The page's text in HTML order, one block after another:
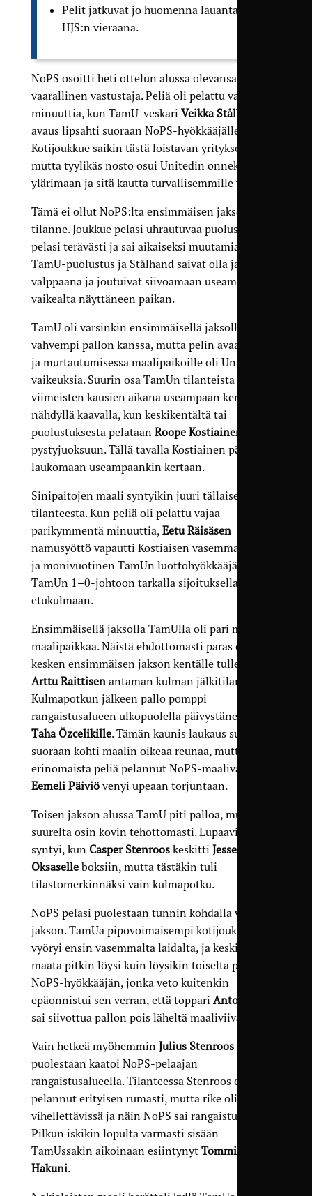
Pelit jatkuvat jo huomenna lauantaina
HJS:n vieraana.
NoPS osoitti heti ottelun alussa olevansa
vaarallinen vastustaja. Peliä oli pelattu vain pari
minuuttia, kun TamU-veskari Veikka Stålhandin
avaus lipsahti suoraan NoPS-hyökkääjälle.
Kotijoukkue saikin tästä loistavan yrityksen,
mutta tyylikäs nosto osui Unitedin onneksi
ylärimaan ja sitä kautta turvallisemmille vesille.
Tämä ei ollut NoPS:lta ensimmäisen jakson ainoa
tilanne. Joukkue pelasi uhrautuvaa puolustuspeliä,
pelasi terävästi ja sai aikaiseksi muutamia riistoja.
TamU-puolustus ja Stålhand saivat olla jatkuvasti
valppaana ja joutuivat siivoamaan useammankin
vaikealta näyttäneen paikan.
TamU oli varsinkin ensimmäisellä jaksolla
vahvempi pallon kanssa, mutta pelin avaamisessa
ja murtautumisessa maalipaikoille oli Unitedilla
vaikeuksia. Suurin osa TamUn tilanteista tulikin
viimeisten kausien aikana useampaan kertaan
nähdyllä kaavalla, kun keskikentältä tai
puolustuksesta pelataan Roope Kostiainen
pystyjuoksuun. Tällä tavalla Kostiainen pääsi
laukomaan useampaankin kertaan.
Sinipaitojen maali syntyikin juuri tällaisesta
tilanteesta. Kun peliä oli pelattu vajaa
parikymmentä minuuttia, Eetu Räisäsen
namusyöttö vapautti Kostiaisen vasemmalta läpi
ja monivuotinen TamUn luottohyökkääjä vei
TamUn 1–0-johtoon tarkalla sijoituksella
etukulmaan.
Ensimmäisellä jaksolla TamUlla oli pari muutakin
maalipaikkaa. Näistä ehdottomasti paras oli
kesken ensimmäisen jakson kentälle tulleen
Arttu Raittisenantaman kulman jälkitilanne.
Kulmapotkun jälkeen pallo pomppi
rangaistusalueen ulkopuolella päivystäneelle
Taha Özcelikille. Tämän kaunis laukaus suuntasi
suoraan kohti maalin oikeaa reunaa, mutta
erinomaista peliä pelannut NoPS-maalivahti
Eemeli Päiviövenyi upeaan torjuntaan.
Toisen jakson alussa TamU piti palloa, mutta
suurelta osin kovin tehottomasti. Lupaavin aihio
syntyi, kunCasper Stenrooskeskitti Jesse
Oksaselleboksiin, mutta tästäkin tuli
tilastomerkinnäksi vain kulmapotku.
NoPS pelasi puolestaan tunnin kohdalla vahvan
jakson. TamUa pipovoimaisempi kotijoukkue
vyöryi ensin vasemmalta laidalta, ja keskitys
maata pitkin löysi kuin löysikin toiselta puolelta
NoPS-hyökkääjän, jonka veto kuitenkin
epäonnistui sen verran, että toppari Anton Bright
sai siivottua pallon pois läheltä maaliviivaa.
Vain hetkeä myöhemmin Julius Stenroos
puolestaan kaatoi NoPS-pelaajan
rangaistusalueella. Tilanteessa Stenroos ei
pelannut erityisen rumasti, mutta rike oli
vihellettävissä ja näin NoPS sai rangaistuspotkun.
Pilkun iskikin lopulta varmasti sisään
TamUssakin aikoinaan esiintynyt Tommi Ala-
Hakuni.